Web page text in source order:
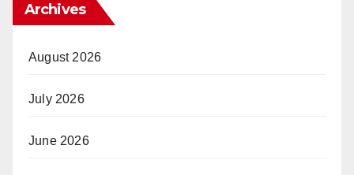
Archives
August 2026
July 2026
June 2026